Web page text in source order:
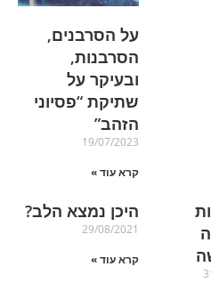
על הסרבנים,
הסרבנות,
ובעיקר על
שתיקת “פסיוני
הזהב”
19/07/2023
קרא עוד »
היכן נמצא הלב?
29/08/2021
קרא עוד »